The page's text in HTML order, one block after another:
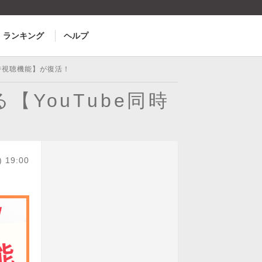
ランキング ヘルプ
聴機能】が復活！
【YouTube同時
19:00